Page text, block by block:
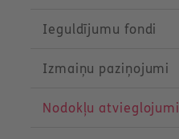
Ieguldījumu fondi
Izmaiņu paziņojumi
Nodokļu atvieglojumi